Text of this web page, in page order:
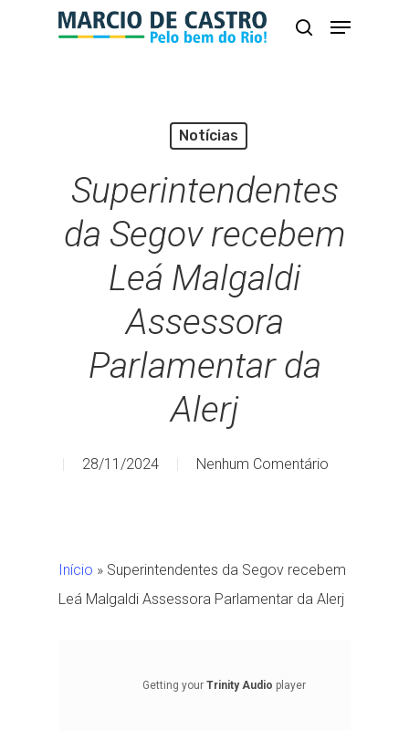
busca
Menu
Notícias
Superintendentes
da Segov recebem
Leá Malgaldi
Assessora
Parlamentar da
Alerj
28/11/2024 Nenhum Comentário
Início » Superintendentes da Segov recebem
Leá Malgaldi Assessora Parlamentar da Alerj
Getting your Trinity Audio player